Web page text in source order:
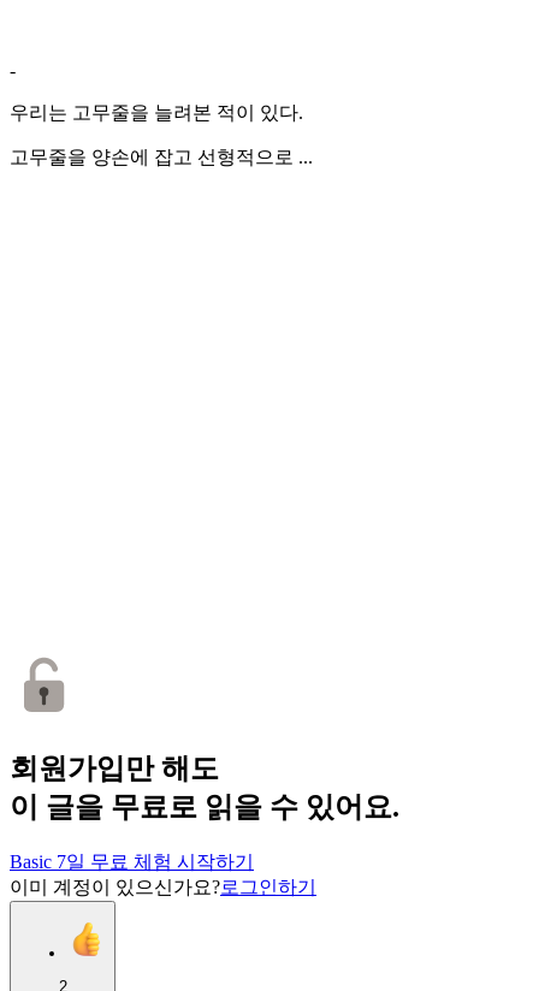
-
우리는 고무줄을 늘려본 적이 있다.
고무줄을 양손에 잡고 선형적으로 ...
회원가입만 해도
이 글을 무료로 읽을 수 있어요.
Basic 7일 무료 체험 시작하기
이미 계정이 있으신가요?로그인하기
2